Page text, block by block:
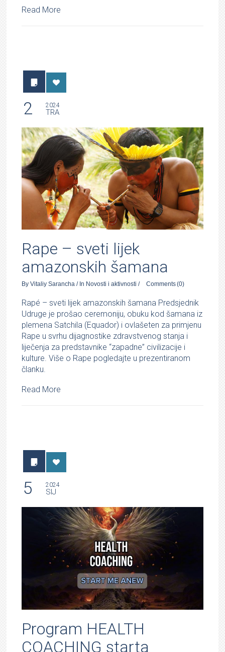
Read More
2 2024
TRA
Rape – sveti lijek
amazonskih šamana
ByVitaliy Sarancha / In Novosti i aktivnosti / Comments(0)
Rapé – sveti lijek amazonskih šamana Predsjednik
Udruge je prošao ceremoniju, obuku kod šamana iz
plemena Satchila (Equador) i ovlašeten za primjenu
Rape u svrhu dijagnostike zdravstvenog stanja i
liječenja za predstavnike “zapadne” civilizacije i
kulture. Više o Rape pogledajte u prezentiranom
članku.
Read More
5 2024
SIJ
Program HEALTH
COACHING starta